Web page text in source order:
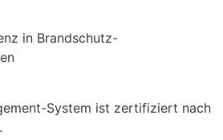
in Brandschutz-
System ist zertifiziert nach